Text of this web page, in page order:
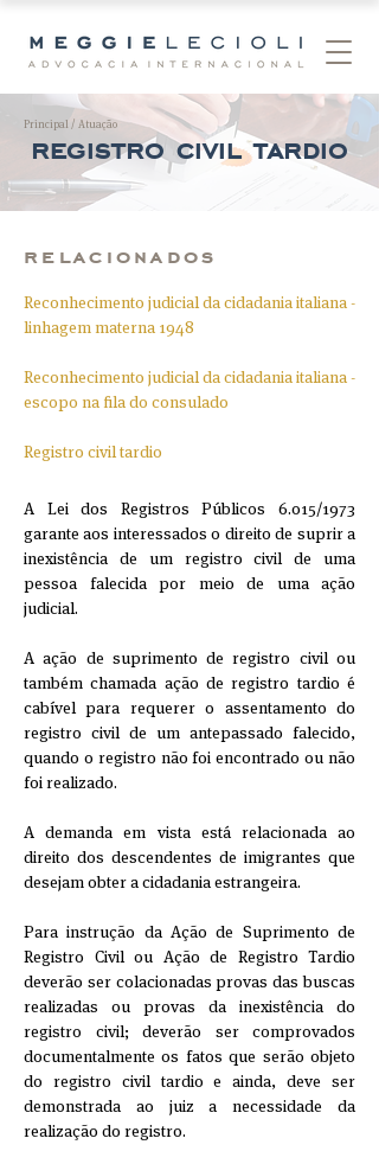
Principal/ Atuação
registro civil tardio
relacionados
Reconhecimento judicial da cidadania italiana -
linhagem materna 1948
Reconhecimento judicial da cidadania italiana -
escopo na fila do consulado
Registro civil tardio
A Lei dos Registros Públicos 6.015/1973
garante aos interessados o direito de suprir a
inexistência de um registro civil de uma
pessoa falecida por meio de uma ação
judicial.
A ação de suprimento de registro civil ou
também chamada ação de registro tardio é
cabível para requerer o assentamento do
registro civil de um antepassado falecido,
quando o registro não foi encontrado ou não
foi realizado.
A demanda em vista está relacionada ao
direito dos descendentes de imigrantes que
desejam obter a cidadania estrangeira.
​Para instrução da Ação de Suprimento de
Registro Civil ou Ação de Registro Tardio
deverão ser colacionadas provas das buscas
realizadas ou provas da inexistência do
registro civil; deverão ser comprovados
documentalmente os fatos que serão objeto
do registro civil tardio e ainda, deve ser
demonstrada ao juiz a necessidade da
realização do registro.